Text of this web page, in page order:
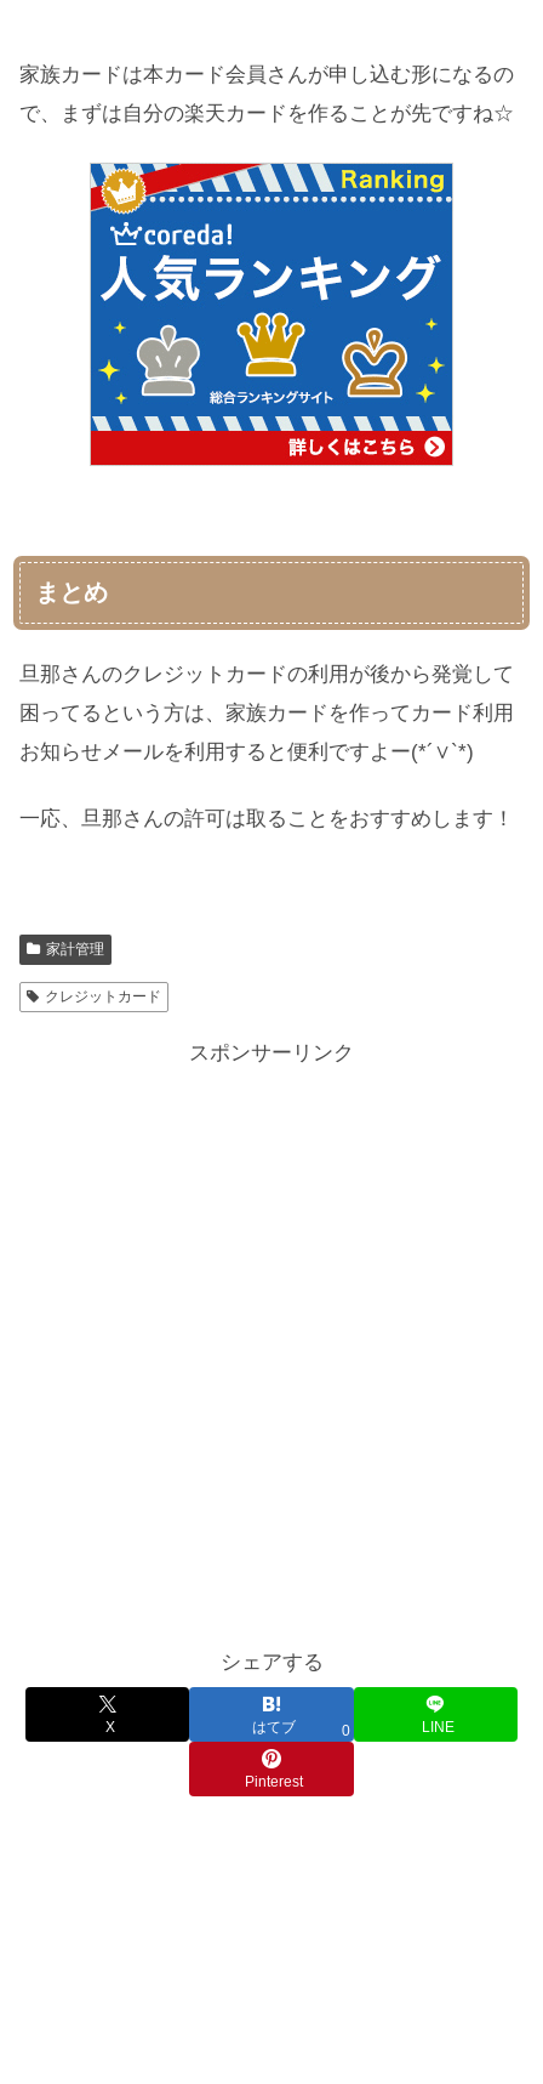
家族カードは本カード会員さんが申し込む形になるの
で、まずは自分の楽天カードを作ることが先ですね☆
まとめ
旦那さんのクレジットカードの利用が後から発覚して
困ってるという方は、家族カードを作ってカード利用
お知らせメールを利用すると便利ですよー(*´∨`*)
一応、旦那さんの許可は取ることをおすすめします！
家計管理
クレジットカード
スポンサーリンク
シェアする
X はてブ 0 LINE
Pinterest